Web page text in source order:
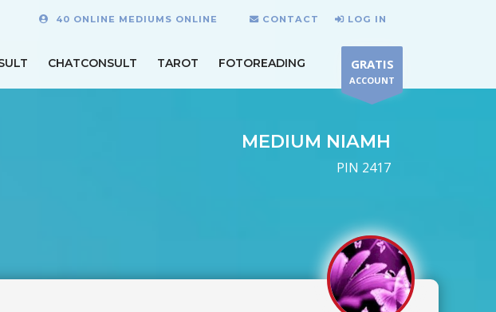
40 ONLINE MEDIUMS ONLINE CONTACT LOG IN
CHATCONSULT TAROT FOTOREADING GRATIS
ACCOUNT
MEDIUM NIAMH
PIN 2417